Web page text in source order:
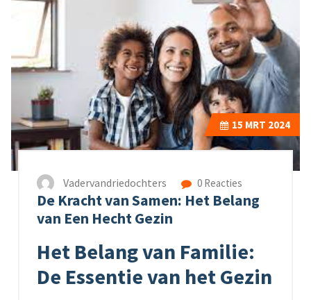
15 MRT 2024
Vadervandriedochters 0 Reacties
De Kracht van Samen: Het Belang
van Een Hecht Gezin
Het Belang van Familie:
De Essentie van het Gezin